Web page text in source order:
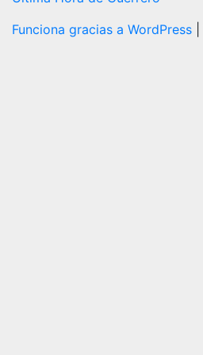
Funciona gracias a WordPress